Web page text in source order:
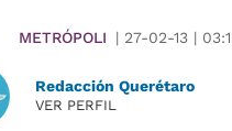
METRÓPOLI | 27-02-13 |
Redacción Querétaro
VER PERFIL